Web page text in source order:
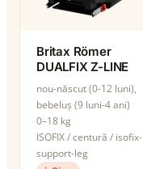
Britax Römer
DUALFIX Z-LINE
nou-născut (0-12 luni),
bebeluș (9 luni-4 ani)
0–18 kg
ISOFIX / centură / isofix-
support-leg